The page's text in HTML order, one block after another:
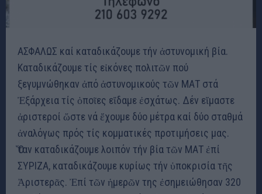
ΑΣΦΑΛΩΣ καί καταδικάζουμε τήν ἀστυνομική βία.
Καταδικάζουμε τίς εἰκόνες πολιτῶν πού
ξεγυμνώθηκαν ἀπό ἀστυνομικούς τῶν ΜΑΤ στά
Ἐξάρχεια τίς ὁποῖες εἴδαμε ἐσχάτως. Δέν εἴμαστε
ἀριστεροί ὥστε νά ἔχουμε δύο μέτρα καί δύο σταθμά
ἀναλόγως πρός τίς κομματικές προτιμήσεις μας.
Ὅταν καταδικάζουμε λοιπόν τήν βία τῶν ΜΑΤ ἐπί
ΣΥΡΙΖΑ, καταδικάζουμε κυρίως τήν ὑποκρισία τῆς
Ἀριστερᾶς. Ἐπί τῶν ἡμερῶν της ἐσημειώθησαν 320